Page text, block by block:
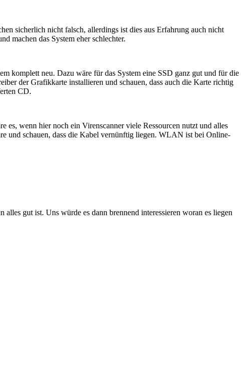
sicherlich nicht falsch, allerdings ist dies aus Erfahrung auch nicht
machen das System eher schlechter.
komplett neu. Dazu wäre für das System eine SSD ganz gut und für die
der Grafikkarte installieren und schauen, dass auch die Karte richtig
CD.
es, wenn hier noch ein Virenscanner viele Ressourcen nutzt und alles
und schauen, dass die Kabel vernünftig liegen. WLAN ist bei Online-
gut ist. Uns würde es dann brennend interessieren woran es liegen